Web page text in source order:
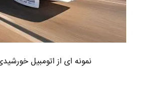
نمونه ای از اتومبیل